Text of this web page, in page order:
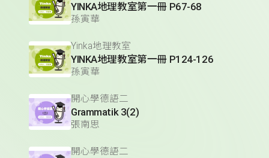
YINKA地理教室第一冊 P67-68
孫寅華
Yinka地理教室
YINKA地理教室第一冊 P124-126
孫寅華
開心學德語二
Grammatik 3(2)
張南思
開心學德語二